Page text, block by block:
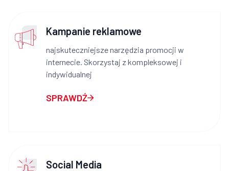
Kampanie reklamowe
najskuteczniejsze narzędzia promocji w
internecie. Skorzystaj z kompleksowej i
indywidualnej
SPRAWDŹ
Social Media